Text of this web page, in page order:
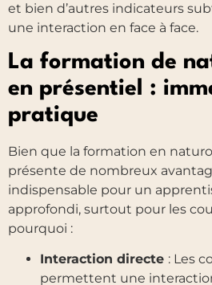
et bien d’autres indicateurs
une interaction en face à face.
La formation de
en présentiel :
pratique
Bien que la formation en
présente de nombreux
indispensable pour un
approfondi, surtout pour les
pourquoi :
Interaction directe : Les
permettent une